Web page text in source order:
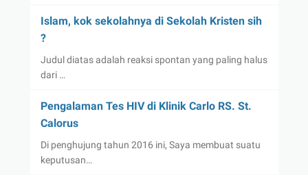
Islam, kok sekolahnya di Sekolah Kristen sih
?
Judul diatas adalah reaksi spontan yang paling halus
dari …
Pengalaman Tes HIV di Klinik Carlo RS. St.
Calorus
Di penghujung tahun 2016 ini, Saya membuat suatu
keputusan…